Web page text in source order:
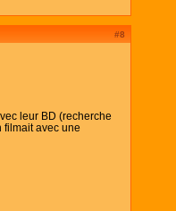
#8
leur BD (recherche
filmait avec une